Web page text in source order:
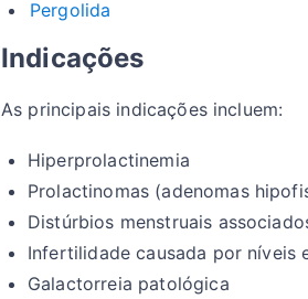
Pergolida
Indicações
As principais indicações incluem:
Hiperprolactinemia
Prolactinomas (adenomas
Distúrbios menstruais
Infertilidade causada por níveis
Galactorreia patológica